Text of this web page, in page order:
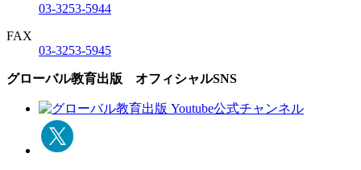
03-3253-5944
FAX
03-3253-5945
グローバル教育出版 オフィシャルSNS